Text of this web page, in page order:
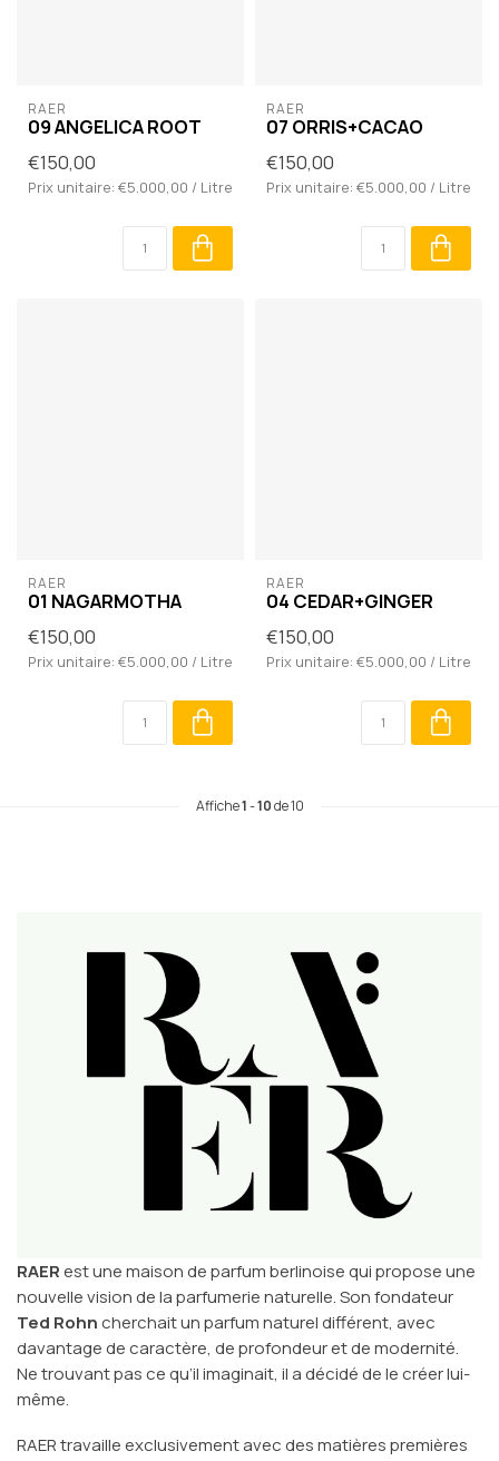
RAER
09 ANGELICA ROOT
€150,00
Prix unitaire: €5.000,00 / Litre
RAER
07 ORRIS+CACAO
€150,00
Prix unitaire: €5.000,00 / Litre
RAER
01 NAGARMOTHA
€150,00
Prix unitaire: €5.000,00 / Litre
RAER
04 CEDAR+GINGER
€150,00
Prix unitaire: €5.000,00 / Litre
Affiche1-10de 10
RAERest une maison de parfum berlinoise qui propose une
nouvelle vision de la parfumerie naturelle. Son fondateur
Ted Rohncherchait un parfum naturel différent, avec
davantage de caractère, de profondeur et de modernité.
Ne trouvant pas ce qu’il imaginait, il a décidé de le créer lui-
même.
RAER travaille exclusivement avec des matières premières